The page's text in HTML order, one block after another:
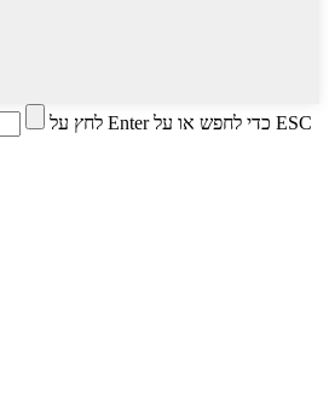
לחץ על Enter כדי לחפש או על ESC